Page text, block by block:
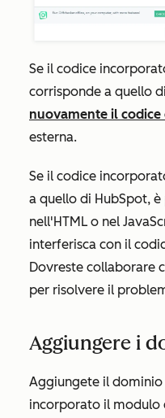
Se il codice
corrisponde a quello
nuovamente il
esterna.
Se il codice
a quello di HubSpot,
nell'HTML o nel
interferisca con il
Dovreste collaborare
per risolvere il
Aggiungere i
Aggiungete il dominio
incorporato il modulo